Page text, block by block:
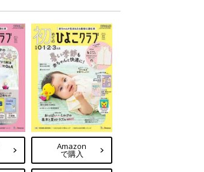
Amazon
で購入